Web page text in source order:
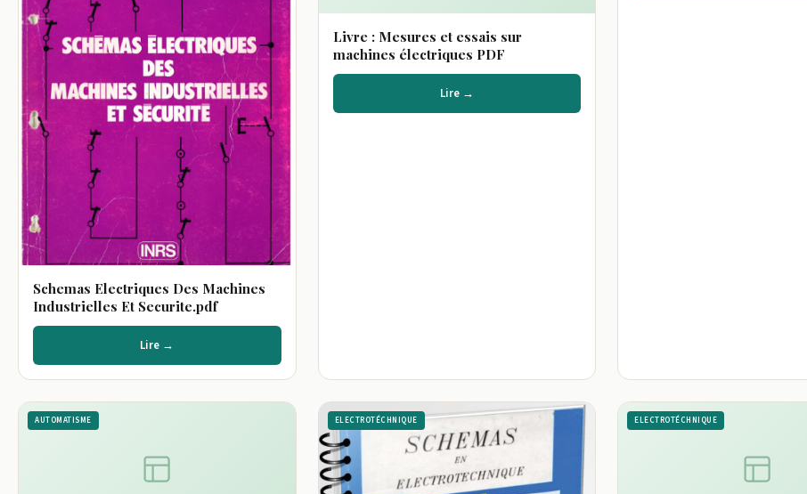
Schemas Electriques Des Machines
Industrielles Et Securite.pdf
Lire →
Livre : Mesures et essais sur
machines électriques PDF
Lire →
AUTOMATISME ELECTROTÉCHNIQUE ELECTROTÉCHNIQUE